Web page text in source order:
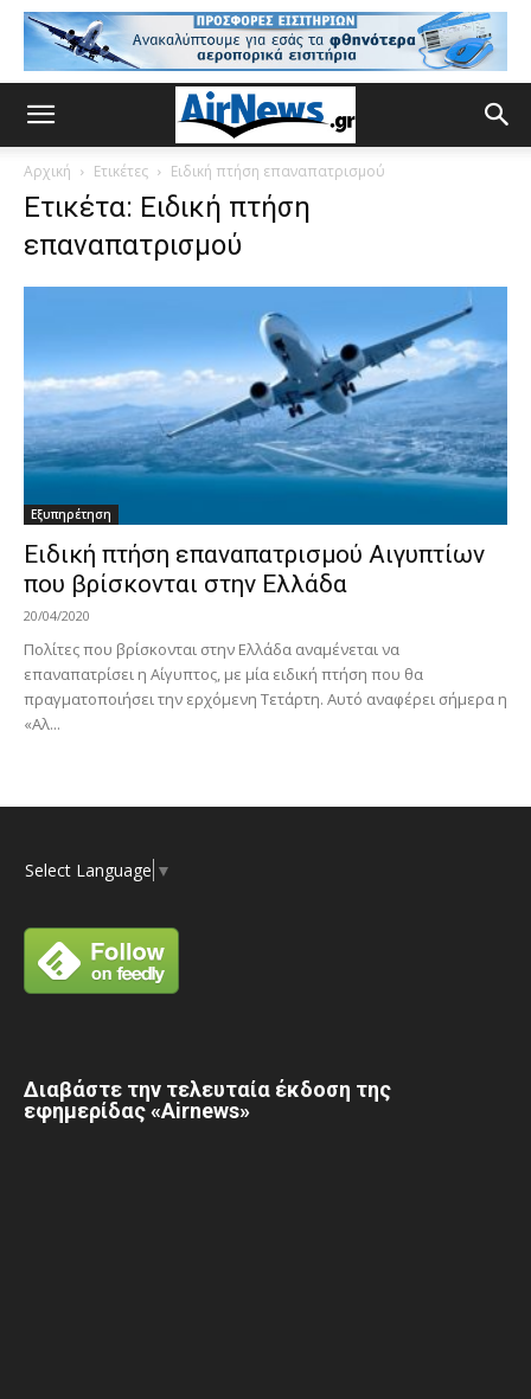
Αρχική Ετικέτες Ειδική πτήση επαναπατρισμού
Ετικέτα: Ειδική πτήση
επαναπατρισμού
Εξυπηρέτηση
Ειδική πτήση επαναπατρισμού Αιγυπτίων
που βρίσκονται στην Ελλάδα
20/04/2020
Πολίτες που βρίσκονται στην Ελλάδα αναμένεται να
επαναπατρίσει η Αίγυπτος, με μία ειδική πτήση που θα
πραγματοποιήσει την ερχόμενη Τετάρτη. Αυτό αναφέρει σήμερα η
«Αλ...
Select Language ▼
Διαβάστε την τελευταία έκδοση της
εφημερίδας «Airnews»